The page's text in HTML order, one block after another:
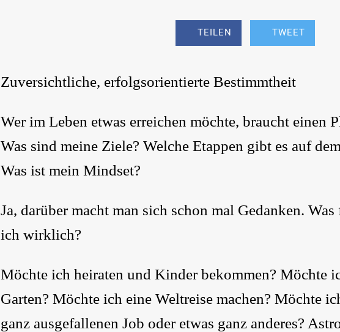
TEILEN TWEET
Zuversichtliche, erfolgsorientierte Bestimmtheit
Wer im Leben etwas erreichen möchte, braucht einen
Was sind meine Ziele? Welche Etappen gibt es auf
Was ist mein Mindset?
Ja, darüber macht man sich schon mal Gedanken.
ich wirklich?
Möchte ich heiraten und Kinder bekommen? Möchte
Garten? Möchte ich eine Weltreise machen? Möchte
ganz ausgefallenen Job oder etwas ganz anderes?